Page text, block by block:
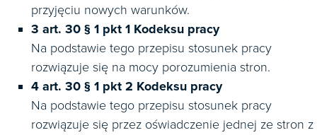
przyjęciu nowych warunków.
3 art. 30 § 1 pkt 1 Kodeksu pracy
Na podstawie tego przepisu stosunek pracy
rozwiązuje się na mocy porozumienia stron.
4 art. 30 § 1 pkt 2 Kodeksu pracy
Na podstawie tego przepisu stosunek pracy
rozwiązuje się przez oświadczenie jednej ze stron z